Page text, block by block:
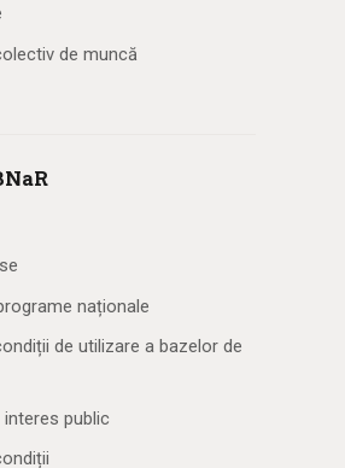
de muncă
naționale
de utilizare a bazelor de
public